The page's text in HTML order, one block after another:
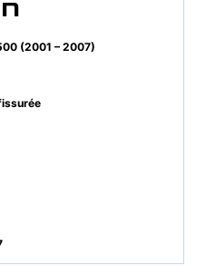
(2001 – 2007)